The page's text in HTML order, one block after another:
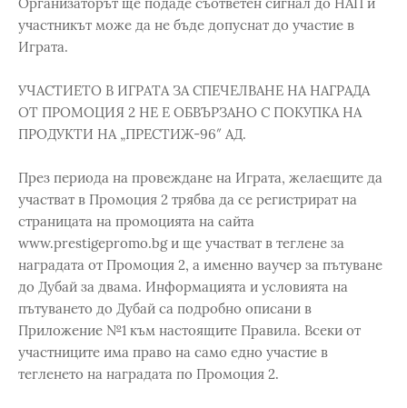
участникът може да не бъде допуснат до участие в
Играта.
УЧАСТИЕТО В ИГРАТА ЗА СПЕЧЕЛВАНЕ НА НАГРАДА
ОТ ПРОМОЦИЯ 2 НЕ Е ОБВЪРЗАНО С ПОКУПКА НА
ПРОДУКТИ НА „ПРЕСТИЖ-96″ АД.
През периода на провеждане на Играта, желаещите да
участват в Промоция 2 трябва да се регистрират на
страницата на промоцията на сайта
www.prestigepromo.bg и ще участват в теглене за
наградата от Промоция 2, а именно ваучер за пътуване
до Дубай за двама. Информацията и условията на
пътуването до Дубай са подробно описани в
Приложение №1 към настоящите Правила. Всеки от
участниците има право на само едно участие в
тегленето на наградата по Промоция 2.